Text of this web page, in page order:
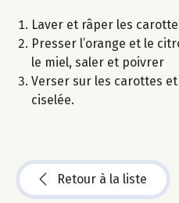
Laver et râper les
Presser l’orange et le
le miel, saler et poivrer
Verser sur les carottes
ciselée.
Retour à la liste